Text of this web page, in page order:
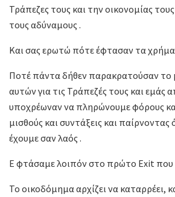
Τράπεζες τους και την οικονομίας
τους αδύναμους .
Και σας ερωτώ πότε έφτασαν τα
Ποτέ πάντα δήθεν παρακρατούσαν το
αυτών για τις Τράπεζές τους και εμάς
υποχρέωναν να πληρώνουμε φόρους
μισθούς και συντάξεις και παίρνοντας
έχουμε σαν λαός .
Ε φτάσαμε λοιπόν στο πρώτο Exit που
Το οικοδόμημα αρχίζει να καταρρέει,